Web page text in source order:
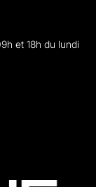
et 18h du lundi